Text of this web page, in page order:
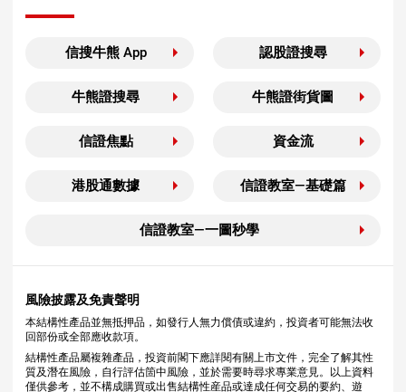
信搜牛熊 App 認股證搜尋
牛熊證搜尋 牛熊證街貨圖
信證焦點 資金流
港股通數據 信證教室—基礎篇
信證教室—一圖秒學
風險披露及免責聲明
本結構性產品並無抵押品，如發行人無力償債或違約，投資者可能無法收
回部份或全部應收款項。
結構性產品屬複雜產品，投資前閣下應詳閱有關上市文件，完全了解其性
質及潛在風險，自行評估箇中風險，並於需要時尋求專業意見。以上資料
僅供參考，並不構成購買或出售結構性産品或達成任何交易的要約、遊